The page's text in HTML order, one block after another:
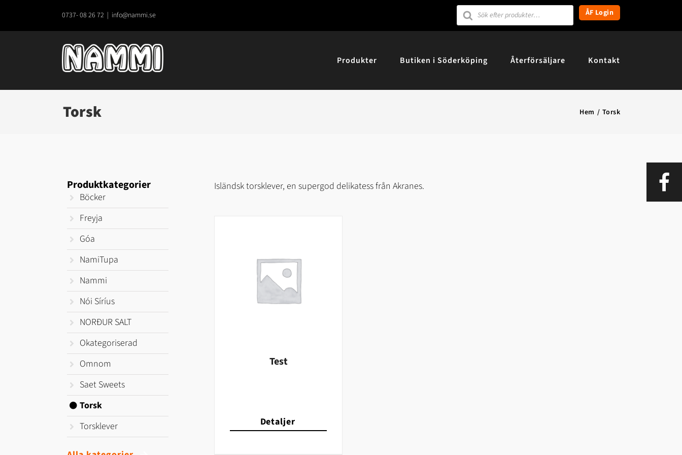
0737- 08 26 72 | info@nammi.se
Products
search ÅF Login
Produkter Butiken i Söderköping Återförsäljare Kontakt
Torsk Hem Torsk
Isländsk torsklever, en supergod delikatess från Akranes.
Test
Detaljer
Produktkategorier
Böcker
Freyja
Góa
NamiTupa
Nammi
Nói Síríus
NORÐUR SALT
Okategoriserad
Omnom
Saet Sweets
Torsk
Torsklever